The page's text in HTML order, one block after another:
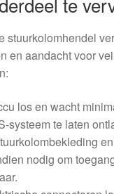
stuurkolomhendel
en aandacht voor
los en wacht
systeem te laten
nodig om